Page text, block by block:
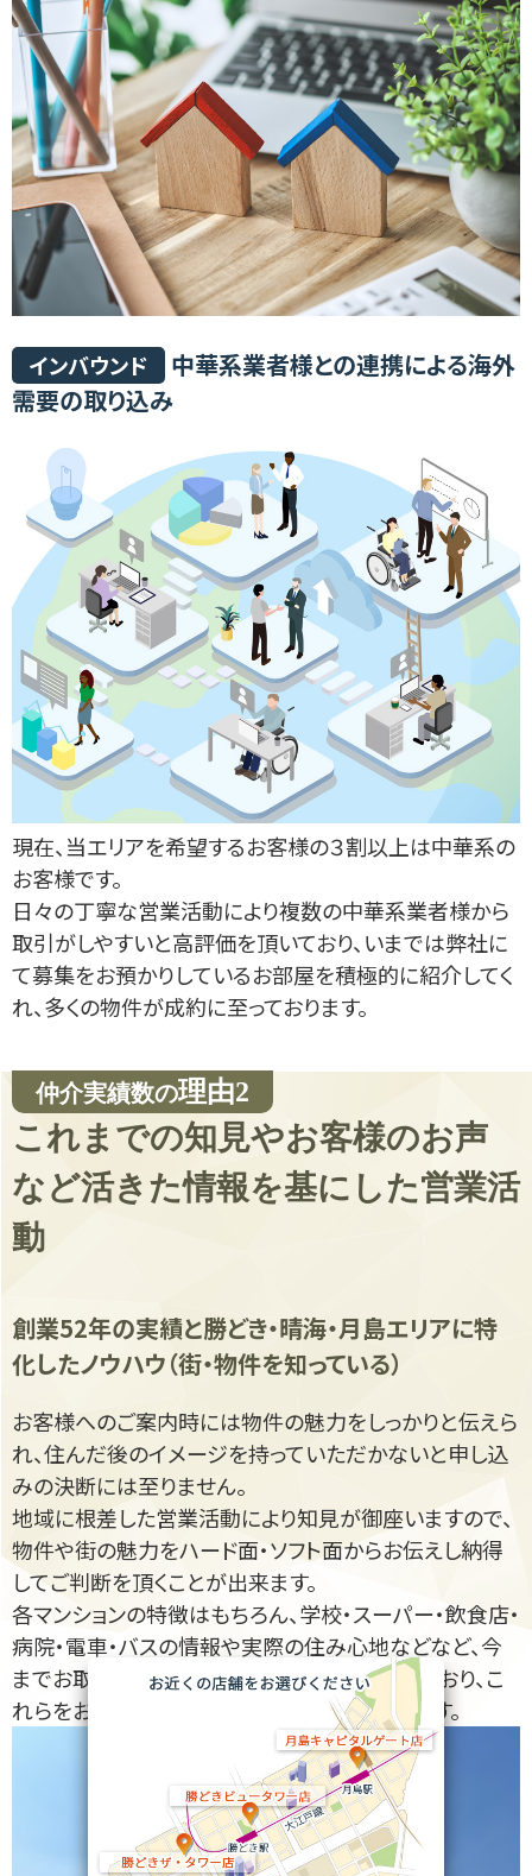
インバウンド
中華系業者様との連携による海外
需要の取り込み
現在、当エリアを希望するお客様の３割以上は中華系の
お客様です。
日々の丁寧な営業活動により複数の中華系業者様から
取引がしやすいと高評価を頂いており、いまでは弊社に
て募集をお預かりしているお部屋を積極的に紹介してく
れ、多くの物件が成約に至っております。
仲介実績数の理由2
これまでの知見やお客様のお声
など活きた情報を基にした営業活
動
創業52年の実績と勝どき・晴海・月島エリアに特
化したノウハウ（街・物件を知っている）
お客様へのご案内時には物件の魅力をしっかりと伝えら
れ、住んだ後のイメージを持っていただかないと申し込
みの決断には至りません。
地域に根差した営業活動により知見が御座いますので、
物件や街の魅力をハード面・ソフト面からお伝えし納得
してご判断を頂くことが出来ます。
各マンションの特徴はもちろん、学校・スーパー・飲食店・
病院・電車・バスの情報や実際の住み心地などなど、今
までお取引があったお客様から生の声を聞いており、こ
れらをお伝えすることで安心してご決断頂けます。